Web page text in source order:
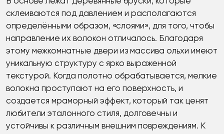
склеиваются под давлением и располагаются
определёнными образом, «слоями», для того, чтобы
направление их волокон отличалось. Благодаря
этому межкомнатные двери из массива ольхи имеют
уникальную структуру с ярко выраженной
текстурой. Когда полотно обрабатывается, мелкие
волокна проступают на его поверхность, и
создается мраморный эффект, который так ценят
любители эталонного стиля, долговечны и
устойчивы к различным внешним повреждениям. К